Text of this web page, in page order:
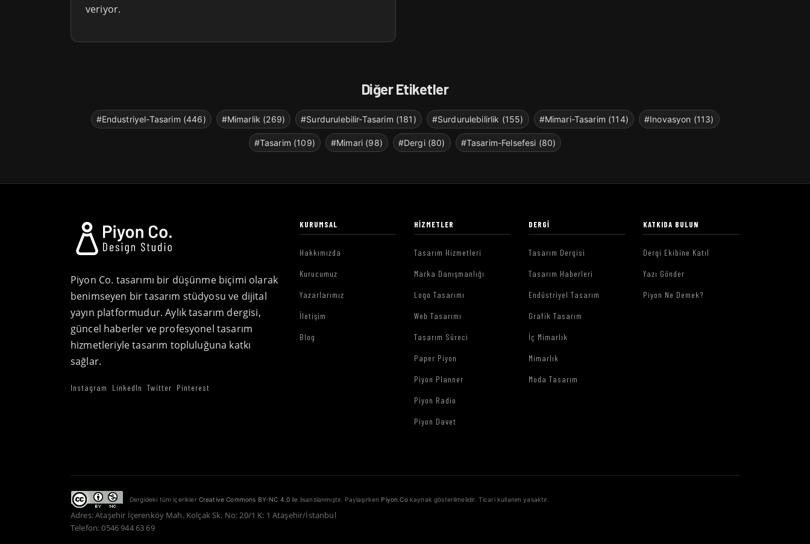
veriyor.
Diğer Etiketler
#Endustriyel-Tasarim (446) #Mimarlik (269) #Surdurulebilir-Tasarim (181) #Surdurulebilirlik (155) #Mimari-Tasarim (114) #Inovasyon (113)
#Tasarim (109) #Mimari (98) #Dergi (80) #Tasarim-Felsefesi (80)
Piyon Co. tasarımı bir düşünme biçimi olarak
benimseyen bir tasarım stüdyosu ve dijital
yayın platformudur. Aylık tasarım dergisi,
güncel haberler ve profesyonel tasarım
hizmetleriyle tasarım topluluğuna katkı
sağlar.
Instagram LinkedIn Twitter Pinterest
KURUMSAL
Hakkımızda
Kurucumuz
Yazarlarımız
İletişim
Blog
HIZMETLER
Tasarım Hizmetleri
Marka Danışmanlığı
Logo Tasarımı
Web Tasarımı
Tasarım Süreci
Paper Piyon
Piyon Planner
Piyon Radio
Piyon Davet
DERGI
Tasarım Dergisi
Tasarım Haberleri
Endüstriyel Tasarım
Grafik Tasarım
İç Mimarlık
Mimarlık
Moda Tasarım
KATKIDA BULUN
Dergi Ekibine Katıl
Yazı Gönder
Piyon Ne Demek?
Dergideki tüm içerikler Creative Commons BY-NC 4.0 ile lisanslanmıştır. Paylaşırken Piyon.Cokaynak gösterilmelidir. Ticari kullanım yasaktır.
Adres: Ataşehir İçerenköy Mah. Kolçak Sk. No: 20/1 K: 1 Ataşehir/İstanbul
Telefon: 0546 944 63 69